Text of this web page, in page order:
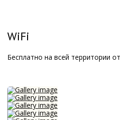
WiFi
Бесплатно на всей территории